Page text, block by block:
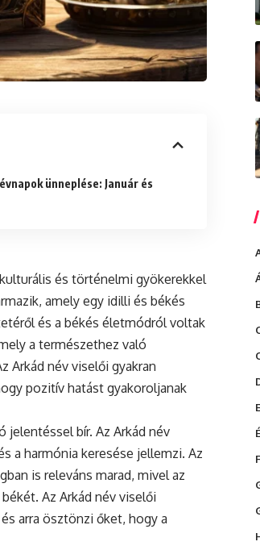
ünneplése: Január és
és történelmi gyökerekkel
amely egy idilli és békés
és a békés életmódról voltak
a természethez való
Arkád név viselői gyakran
pozitív hatást gyakoroljanak
jelentéssel bír. Az Arkád név
a harmónia keresése jellemzi. Az
is releváns marad, mivel az
Az Arkád név viselői
arra ösztönzi őket, hogy a